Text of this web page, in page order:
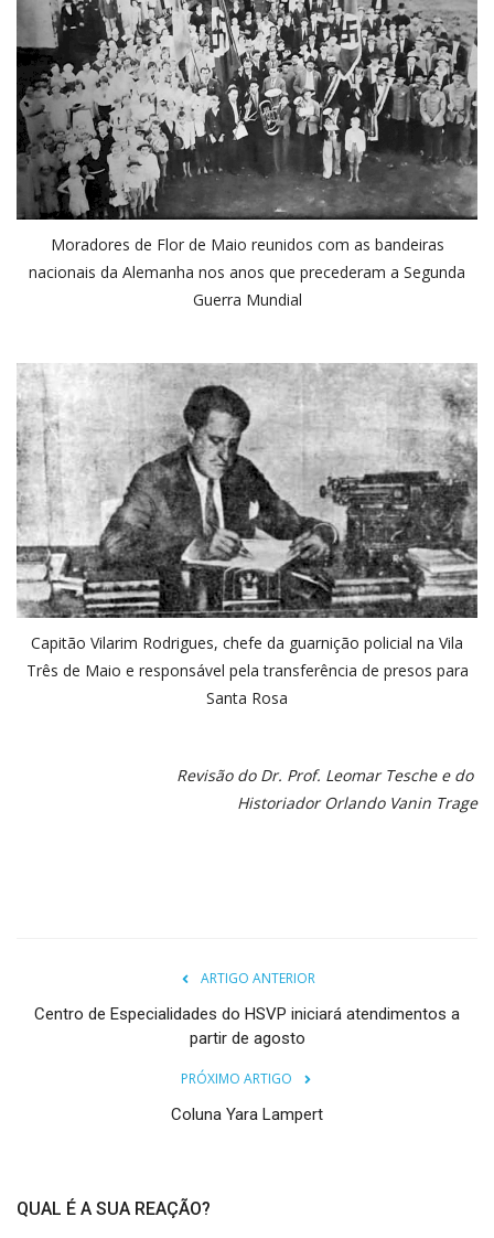
Moradores de Flor de Maio reunidos com as bandeiras
nacionais da Alemanha nos anos que precederam a Segunda
Guerra Mundial
Capitão Vilarim Rodrigues, chefe da guarnição policial na Vila
Três de Maio e responsável pela transferência de presos para
Santa Rosa
Revisão do Dr. Prof. Leomar Tesche e do
Historiador Orlando Vanin Trage
ARTIGO ANTERIOR
Centro de Especialidades do HSVP iniciará atendimentos a
partir de agosto
PRÓXIMO ARTIGO
Coluna Yara Lampert
QUAL É A SUA REAÇÃO?